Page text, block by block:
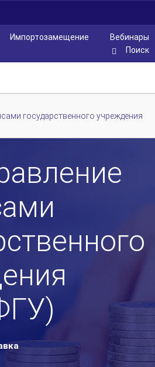
Вебинары
Импортозамещение
Поиск
государственного учреждения